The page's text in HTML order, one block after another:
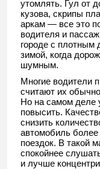
утомлять. Гул от
кузова, скрипы
аркам — все это
водителя и
городе с плотным
зимой, когда
шумным.
Многие водители
считают их
Но на самом деле
повысить.
снизить
автомобиль
поездок. В такой
спокойнее
и лучше